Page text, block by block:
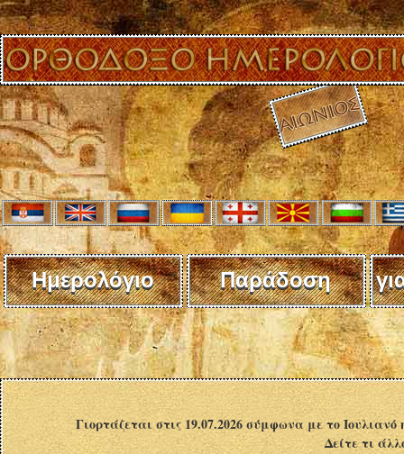
Ημερολόγιο Παράδοση
Γιορτάζεται στις 19.07.2026 σύμφωνα με το
Δείτε τι